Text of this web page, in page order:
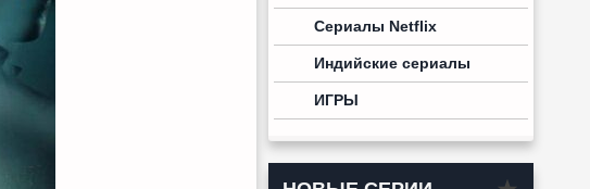
Сериалы Netflix
Индийские сериалы
ИГРЫ